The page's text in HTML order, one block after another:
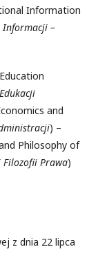
Information
Informacji –
and
) –
Philosophy of
Filozofii Prawa)
z dnia 22 lipca